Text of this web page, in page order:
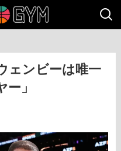
ェンビーは唯一
」